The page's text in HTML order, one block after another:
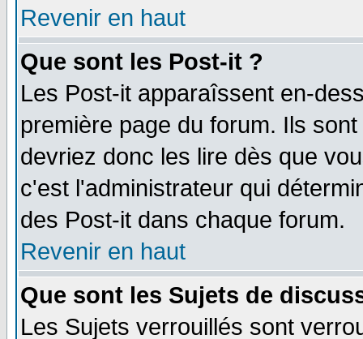
Revenir en haut
Que sont les Post-it ?
Les Post-it apparaîssent en-
première page du forum. Ils
devriez donc les lire dès que
c'est l'administrateur qui
des Post-it dans chaque forum.
Revenir en haut
Que sont les Sujets de
Les Sujets verrouillés sont